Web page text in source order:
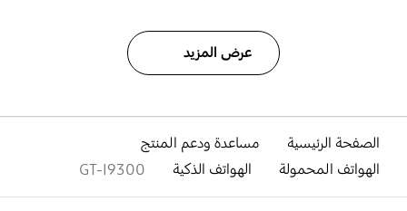
عرض المزيد
الصفحة الرئيسية
مساعدة ودعم المنتج
الهواتف المحمولة
الهواتف الذكية GT-I9300